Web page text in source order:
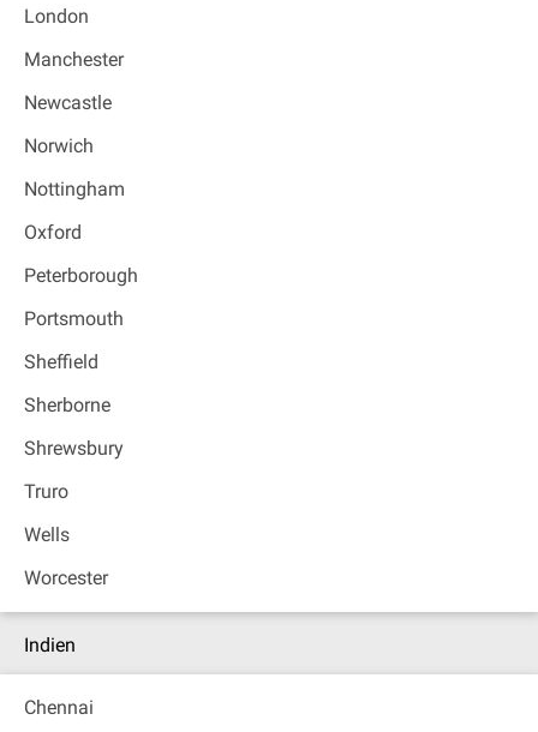
London
Manchester
Newcastle
Norwich
Nottingham
Oxford
Peterborough
Portsmouth
Sheffield
Sherborne
Shrewsbury
Truro
Wells
Worcester
Indien
Chennai